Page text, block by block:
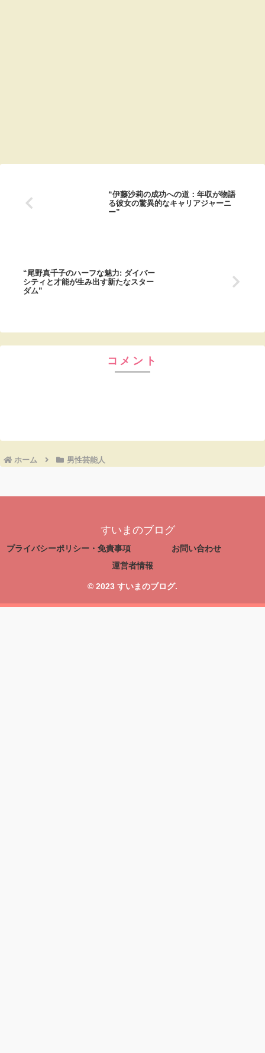
“伊藤沙莉の成功への道：年収が物語
る彼女の驚異的なキャリアジャーニ
ー”
“尾野真千子のハーフな魅力: ダイバー
シティと才能が生み出す新たなスター
ダム”
コメント
ホーム 男性芸能人
すいまのブログ
プライバシーポリシー・免責事項
お問い合わせ
運営者情報
© 2023 すいまのブログ.